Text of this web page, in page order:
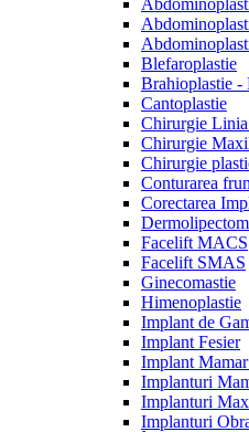
Blefaroplastie
Brahioplastie
Cantoplastie
Chirurgie
Chirurgie
Chirurgie
Conturarea
Corectarea
Facelift MACS
Facelift SMAS
Ginecomastie
Himenoplastie
Implant de
Implant Fesier
Implant
Implanturi
Implanturi
Implanturi